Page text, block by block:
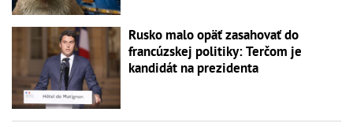
Rusko malo opäť zasahovať do
francúzskej politiky: Terčom je
kandidát na prezidenta